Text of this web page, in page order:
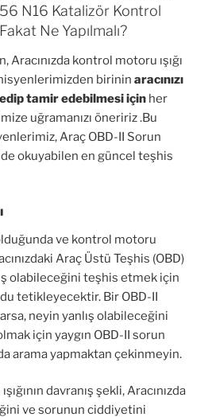
N16 Katalizör Kontrol
Ne Yapılmalı?
Aracınızda kontrol motoru ışığı
birinin aracınızı
tamir edebilmesi için her
uğramanızı öneririz .Bu
Araç OBD-II Sorun
okuyabilen en güncel teşhis
ve kontrol motoru
Araç Üstü Teşhis (OBD)
olabileceğini teşhis etmek için
tetikleyecektir. Bir OBD-II
neyin yanlış olabileceğini
için yaygın OBD-II sorun
arama yapmaktan çekinmeyin.
davranış şekli, Aracınızda
ve sorunun ciddiyetini